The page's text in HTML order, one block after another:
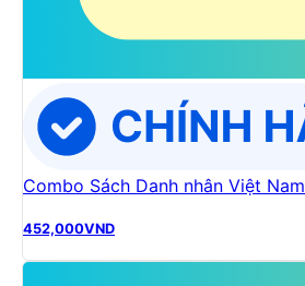
Combo Sách Danh nhân Việt Nam
452,000VND